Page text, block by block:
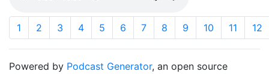
1 2 3 4 5 6 7 8 9 10 11 12
Powered by Podcast Generator, an open source